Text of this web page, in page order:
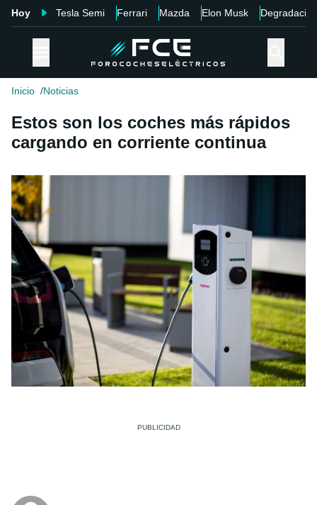
Hoy Tesla Semi Ferrari Mazda Elon Musk Degradación
Inicio Noticias
Estos son los coches más rápidos
cargando en corriente continua